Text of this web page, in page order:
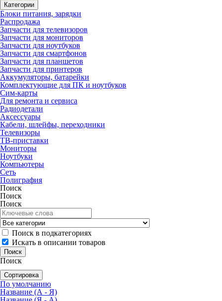
Категории
Блоки питания, зарядки
Распродажа
Запчасти для телевизоров
Запчасти для мониторов
Запчасти для ноутбуков
Запчасти для смартфонов
Запчасти для планшетов
Запчасти для принтеров
Аккумуляторы, батарейки
Комплектующие для ПК и ноутбуков
Сим-карты
Для ремонта и сервиса
Радиодетали
Аксессуары
Кабели, шлейфы, переходники
Телевизоры
ТВ-приставки
Мониторы
Ноутбуки
Компьютеры
Сеть
Полиграфия
Поиск
Поиск
Поиск
Поиск в подкатегориях
Искать в описании товаров
Поиск
Сортировка
По умолчанию
Название (А - Я)